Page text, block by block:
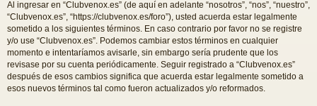
pi
do
s
se e
Al ingresar en “Clubvenox.es” (de aquí en adelante “nosotros”, “nos”, “nuestro”,
“Clubvenox.es”, “https://clubvenox.es/foro”), usted acuerda estar legalmente
sometido a los siguientes términos. En caso contrario por favor no se registre
y/o use “Clubvenox.es”. Podemos cambiar estos términos en cualquier
momento e intentaríamos avisarle, sin embargo sería prudente que los
revisase por su cuenta periódicamente. Seguir registrado a “Clubvenox.es”
después de esos cambios significa que acuerda estar legalmente sometido a
esos nuevos términos tal como fueron actualizados y/o reformados.